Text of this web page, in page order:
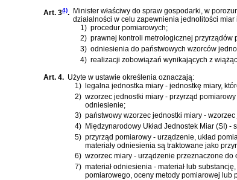
Art. 34). Minister właściwy do spraw gospodarki, w
działalności w celu zapewnienia jednolitości
1) procedur pomiarowych;
2) prawnej kontroli metrologicznej przyrządów
3) odniesienia do państwowych wzorców
4) realizacji zobowiązań wynikających z
Art. 4. Użyte w ustawie określenia oznaczają:
1)
legalna jednostka miary - jednostkę miary,
2) wzorzec jednostki miary - przyrząd
odniesienie;
3) państwowy wzorzec jednostki miary -
4) Międzynarodowy Układ Jednostek Miar (SI)
5) przyrząd pomiarowy - urządzenie, układ
materiały odniesienia są traktowane jako
6) wzorzec miary - urządzenie przeznaczone
7) materiał odniesienia - materiał lub
pomiarowego, oceny metody pomiarowej lub